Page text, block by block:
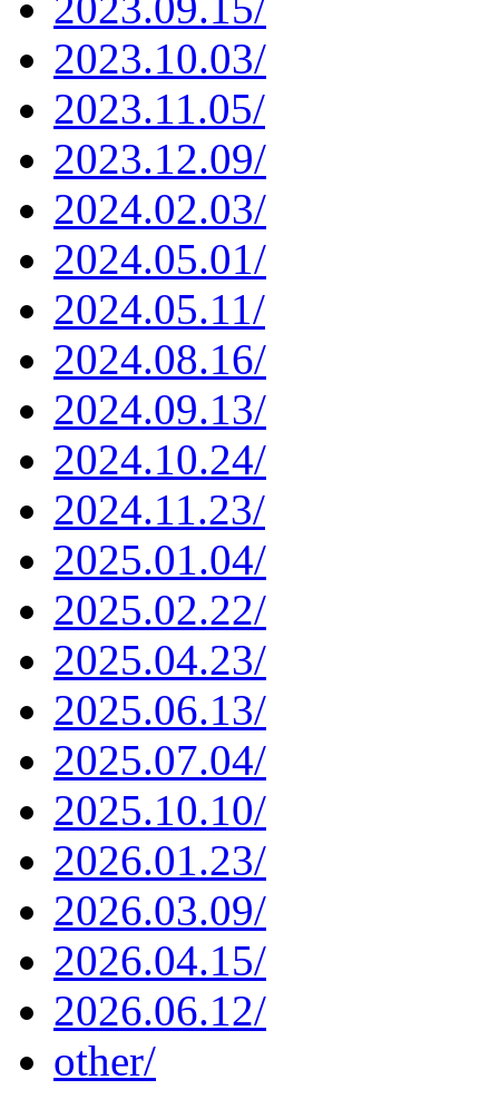
2023.10.03/
2023.11.05/
2023.12.09/
2024.02.03/
2024.05.01/
2024.05.11/
2024.08.16/
2024.09.13/
2024.10.24/
2024.11.23/
2025.01.04/
2025.02.22/
2025.04.23/
2025.06.13/
2025.07.04/
2025.10.10/
2026.01.23/
2026.03.09/
2026.04.15/
2026.06.12/
other/